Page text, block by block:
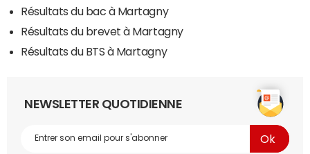
Résultats du bac à Martagny
Résultats du brevet à Martagny
Résultats du BTS à Martagny
NEWSLETTER QUOTIDIENNE